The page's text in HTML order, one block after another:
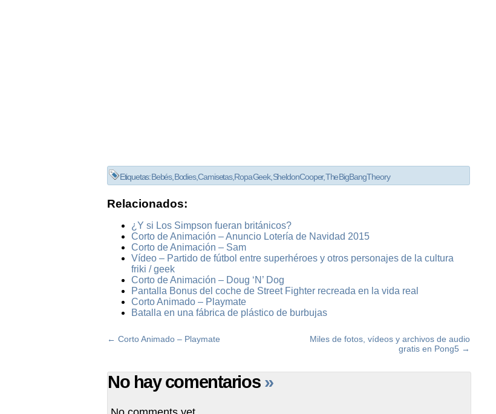
Etiquetas:Bebés,Bodies,Camisetas,Ropa Geek,Sheldon Cooper,The Big Bang Theory
Relacionados:
¿Y si Los Simpson fueran británicos?
Corto de Animación – Anuncio Lotería de Navidad 2015
Corto de Animación – Sam
Vídeo – Partido de fútbol entre superhéroes y otros personajes de la cultura
friki / geek
Corto de Animación – Doug ‘N’ Dog
Pantalla Bonus del coche de Street Fighter recreada en la vida real
Corto Animado – Playmate
Batalla en una fábrica de plástico de burbujas
Miles de fotos, vídeos y archivos de audio
gratis en Pong5 →
← Corto Animado – Playmate
No hay comentarios »